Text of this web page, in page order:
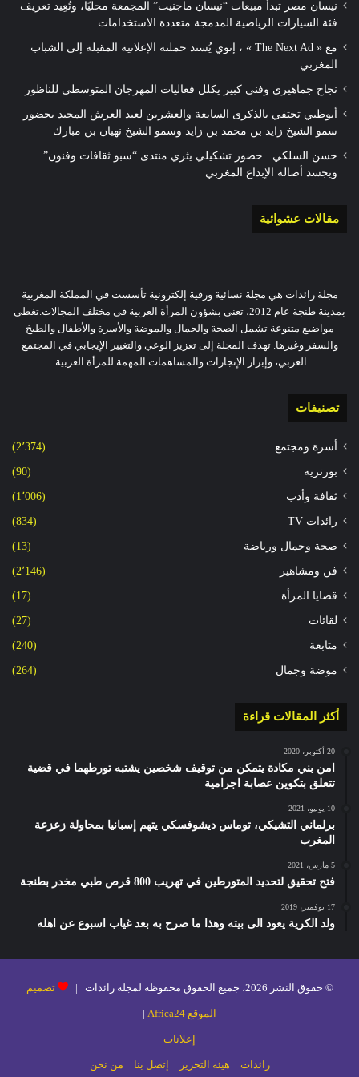
نيسان مصر تبدأ مبيعات “نيسان ماجنيت” المجمعة محليًا، وتُعِيد تعريف
فئة السيارات الرياضية المدمجة متعددة الاستخدامات
مع « The Next Ad » ، إنوي يُسند حملته الإعلانية المقبلة إلى الشباب
المغربي
نجاح جماهيري وفني كبير يكلل فعاليات المهرجان المتوسطي للناظور
أبوظبي تحتفي بالذكرى السابعة والعشرين لعيد العرش المجيد بحضور
سمو الشيخ زايد بن محمد بن زايد وسمو الشيخ نهيان بن مبارك
حسن السلكي.. حضور تشكيلي يثري منتدى “سبو ثقافات وفنون”
ويجسد أصالة الإبداع المغربي
مقالات عشوائية
مجلة رائدات هي مجلة نسائية ورقية إلكترونية تأسست في المملكة المغربية
بمدينة طنجة عام 2012، تعنى بشؤون المرأة العربية في مختلف المجالات.تغطي
مواضيع متنوعة تشمل الصحة والجمال والموضة والأسرة والأطفال والطبخ
والسفر وغيرها. تهدف المجلة إلى تعزيز الوعي والتغيير الإيجابي في المجتمع
العربي، وإبراز الإنجازات والمساهمات المهمة للمرأة العربية.
تصنيفات
أسرة ومجتمع (2٬374)
بورتريه (90)
ثقافة وأدب (1٬006)
رائدات TV (834)
صحة وجمال ورياضة (13)
فن ومشاهير (2٬146)
قضايا المرأة (17)
لقائات (27)
متابعة (240)
موضة وجمال (264)
أكثر المقالات قراءة
20 أكتوبر، 2020
امن بني مكادة يتمكن من توقيف شخصين يشتبه تورطهما في قضية
تتعلق بتكوين عصابة اجرامية
10 يونيو، 2021
برلماني التشيكي، توماس ديشوفسكي يتهم إسبانيا بمحاولة زعزعة
المغرب
5 مارس، 2021
فتح تحقيق لتحديد المتورطين في تهريب 800 قرص طبي مخدر بطنجة
17 نوفمبر، 2019
ولد الكرية يعود الى بيته وهذا ما صرح به بعد غياب اسبوع عن اهله
© حقوق النشر 2026، جميع الحقوق محفوظة لمجلة رائدات | تصميم
الموقع Africa24 |
إعلانات
رائدات هيئة التحرير إتصل بنا من نحن